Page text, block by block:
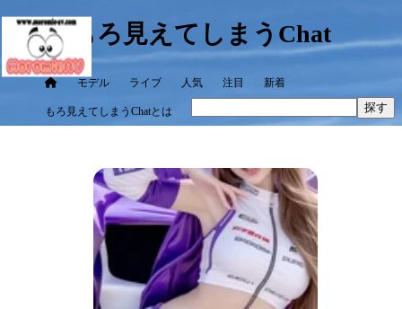
もろ見えてしまうChat
モデル ライブ 人気 注目 新着
もろ見えてしまうChatとは 探す